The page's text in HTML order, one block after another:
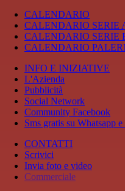
CALENDARIO
CALENDARIO SERIE
CALENDARIO SERIE
CALENDARIO
INFO E INIZIATIVE
L'Azienda
Pubblicità
Social Network
Community Facebook
Sms gratis su Whatsapp
CONTATTI
Scrivici
Invia foto e video
Commerciale